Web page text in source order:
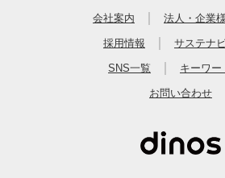
会社案内 法人・企業
採用情報 サステナ
SNS一覧 キーワー
お問い合わせ